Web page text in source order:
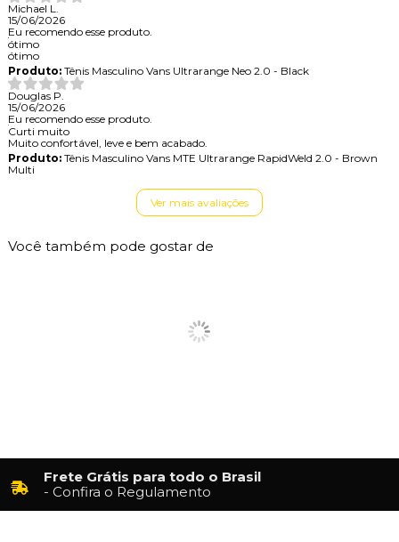
Michael L.
15/06/2026
Eu recomendo esse produto.
ótimo
ótimo
Produto:Tênis Masculino Vans Ultrarange Neo 2.0 - Black
Douglas P.
15/06/2026
Eu recomendo esse produto.
Curti muito
Muito confortável, leve e bem acabado.
Produto:Tênis Masculino Vans MTE Ultrarange RapidWeld 2.0 - Brown
Multi
Ver mais avaliações
Você também pode gostar de
Frete Grátis para todo o Brasil
- Confira o Regulamento